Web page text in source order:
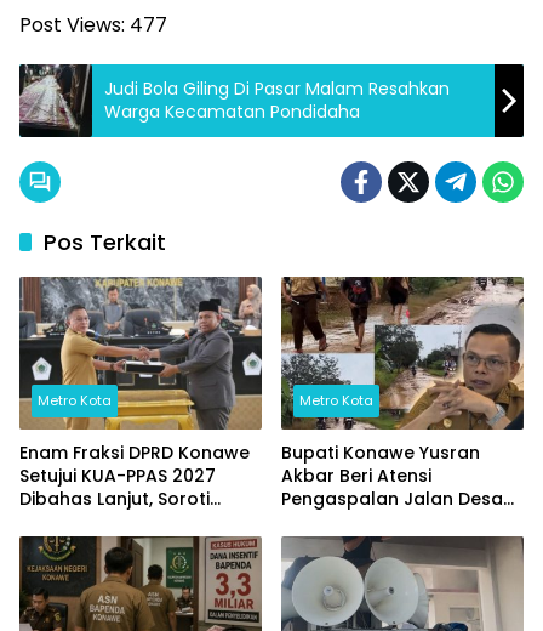
Post Views: 477
Judi Bola Giling Di Pasar Malam Resahkan
Warga Kecamatan Pondidaha
Pos Terkait
Metro Kota
Enam Fraksi DPRD Konawe
Setujui KUA-PPAS 2027
Dibahas Lanjut, Soroti
hingga Ketahanan Pangan
Metro Kota
Bupati Konawe Yusran
Akbar Beri Atensi
Pengaspalan Jalan Desa